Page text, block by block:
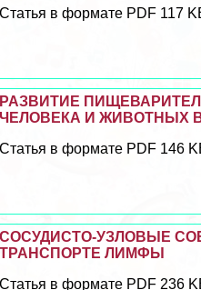
Статья в формате PDF 117
РАЗВИТИЕ
ЧЕЛОВЕКА И ЖИВОТНЫХ
Статья в формате PDF 146
СОСУДИСТО-УЗЛОВЫЕ
ТРАНСПОРТЕ ЛИМФЫ
Статья в формате PDF 236